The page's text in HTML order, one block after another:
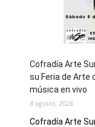
Cofradía Arte
su Feria de Arte
música en vivo
8 agosto, 2026
Cofradía Arte